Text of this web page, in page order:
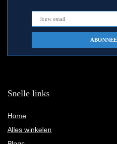
Snelle links
Home
Alles winkelen